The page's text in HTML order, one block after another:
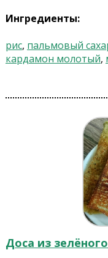
Ингредиенты:
рис, пальмовый
кардамон молотый,
Доса из